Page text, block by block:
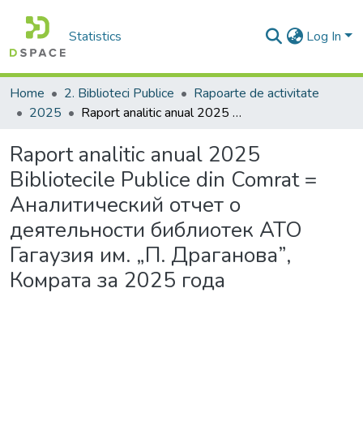
Statistics Log In
Home 2. Biblioteci Publice
Rapoarte de activitate
2025
Raport analitic anual 2025 Bibliotecile Publice din Comrat = Aналитический отчет о деятельности библиотек АТО Гагаузия им. „П. Драганова”, Комратa за 2025 годa
Raport analitic anual 2025
Bibliotecile Publice din Comrat =
Aналитический отчет о
деятельности библиотек АТО
Гагаузия им. „П. Драганова”,
Комратa за 2025 годa